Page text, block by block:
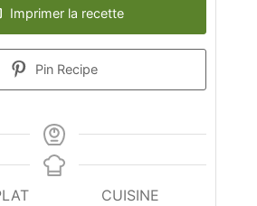
Imprimer la recette
Pin Recipe
CUISINE